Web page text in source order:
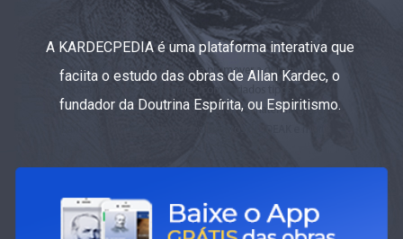
A KARDECPEDIA é uma plataforma interativa que
faciita o estudo das obras de Allan Kardec, o
fundador da Doutrina Espírita, ou Espiritismo.